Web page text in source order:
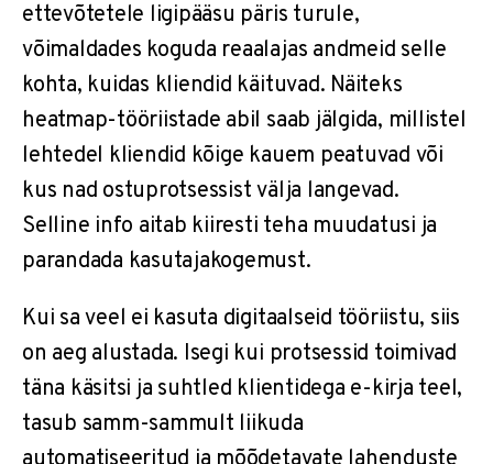
ettevõtetele ligipääsu päris turule,
võimaldades koguda reaalajas andmeid selle
kohta, kuidas kliendid käituvad. Näiteks
heatmap-tööriistade abil saab jälgida, millistel
lehtedel kliendid kõige kauem peatuvad või
kus nad ostuprotsessist välja langevad.
Selline info aitab kiiresti teha muudatusi ja
parandada kasutajakogemust.
Kui sa veel ei kasuta digitaalseid tööriistu, siis
on aeg alustada. Isegi kui protsessid toimivad
täna käsitsi ja suhtled klientidega e-kirja teel,
tasub samm-sammult liikuda